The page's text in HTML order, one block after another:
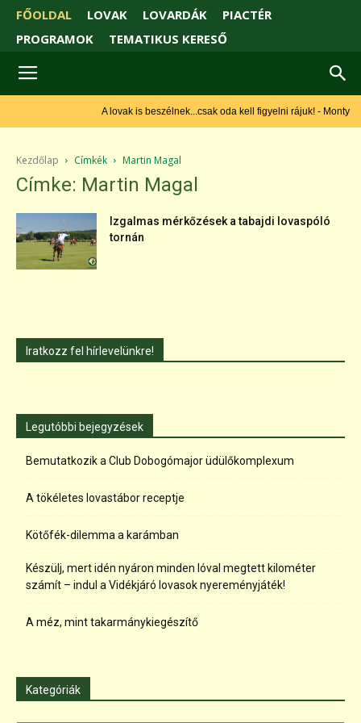
FŐOLDAL LOVAK LOVARDÁK
PIACTÉR
PROGRAMOK
TEMATIKUS KERESŐ
A lovak is beszélnek...csak oda kell figyelni rájuk! - Monty
Kezdőlap Címkék Martin Magal
Címke: Martin Magal
Izgalmas mérkőzések a tabajdi lovaspóló
tornán
Iratkozz fel hírlevelünkre!
Legutóbbi bejegyzések
Bemutatkozik a Club Dobogómajor üdülőkomplexum
A tökéletes lovastábor receptje
Kötőfék-dilemma a karámban
Készülj, mert idén nyáron minden lóval megtett kilométer
számít – indul a Vidékjáró lovasok nyereményjáték!
A méz, mint takarmánykiegészítő
Kategóriák